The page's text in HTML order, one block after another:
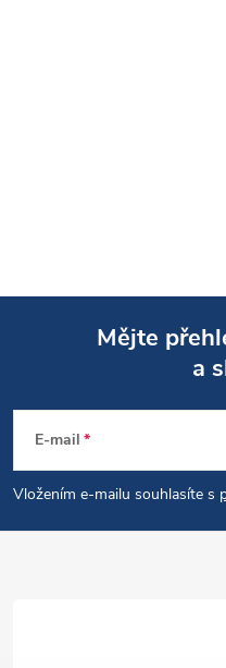
p
Mějte
a
E-mail
Vložením e-mailu souhlasíte s